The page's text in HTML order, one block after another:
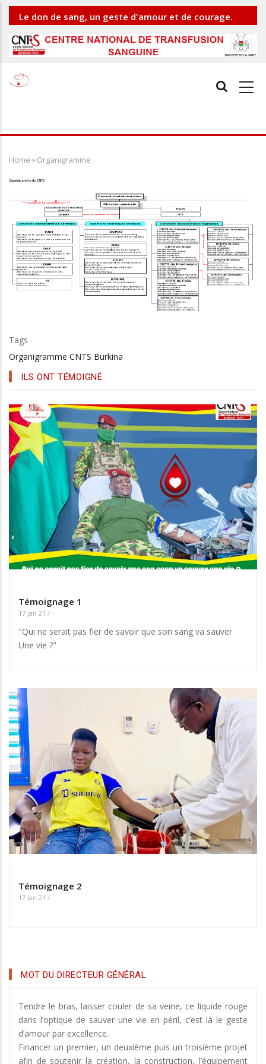
Skip
main
content
Le don de sang, un geste d'amour et de courage.
Soyez le héros silencieux de quelqu'un(e).
Breadcrumb
Home »Organigramme
Tags
Organigramme CNTS Burkina
ILS ONT TÉMOIGNÉ
Témoignage 1
17 Jan 21 /
"Qui ne serait pas fier de savoir que son sang va sauver
Une vie ?"
Témoignage 2
17 Jan 21 /
MOT DU DIRECTEUR GÉNÉRAL
Tendre le bras, laisser couler de sa veine, ce liquide rouge
dans l’optique de sauver une vie en péril, c’est là le geste
d’amour par excellence.
Financer un premier, un deuxième puis un troisième projet
afin de soutenir la création, la construction, l’équipement